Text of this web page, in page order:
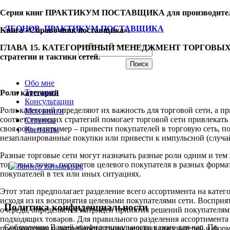
ЛЕОНОВ. ПРАКТИКУМ ПОСТАВЩИКА
Обо мне
Тренинги
Консультации
Мои книги
Сервисы
Контакты
Серия книг ПРАКТИКУМ ПОСТАВЩИКА для
Книга «Справочник поставщика».
ГЛАВА 15. КАТЕГОРИЙНЫЙ МЕНЕДЖМЕНТ
стратегии и тактики сетей.
Роли категорий
Роли категорий определяют их важность для торговой сети, а
соответствующих стратегий помогает торговой сети
своя роль, например – привести покупателей в торговую сеть,
незапланированные покупки или привести к импульсной
Разные торговые сети могут назначать разные роли одним и
торговых точек, портретов целевого покупателя в разных
покупателей в тех или иных ситуациях.
Этот этап предполагает разделение всего ассортимента на
исходя из их восприятия целевыми покупателями сети.
очередь, определяется матрицей принятия решений
подходящих товаров. Для правильного разделения
предпочтения и потребности своих целевых покупателей и
Политика конфиденциальности
Соблюдение Вашей конфиденциальности важно для нас. По